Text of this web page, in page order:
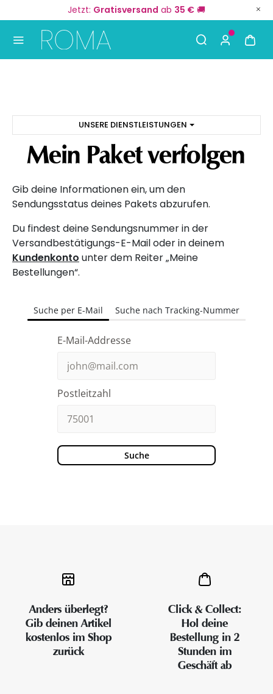
Jetzt: Gratisversand ab 35 € 🚚
UNSERE DIENSTLEISTUNGEN
Mein Paket verfolgen
Gib deine Informationen ein, um den
Sendungsstatus deines Pakets abzurufen.
Du findest deine Sendungsnummer in der
Versandbestätigungs-E-Mail oder in deinem
Kundenkonto unter dem Reiter „Meine
Bestellungen“.
Suche per E-Mail Suche nach Tracking-Nummer
E-Mail-Addresse
Postleitzahl
Suche
Anders überlegt?
Gib deinen Artikel
kostenlos im Shop
zurück
Click & Collect:
Hol deine
Bestellung in 2
Stunden im
Geschäft ab